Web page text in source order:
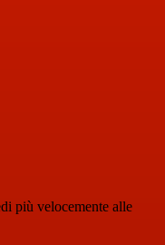
più velocemente alle